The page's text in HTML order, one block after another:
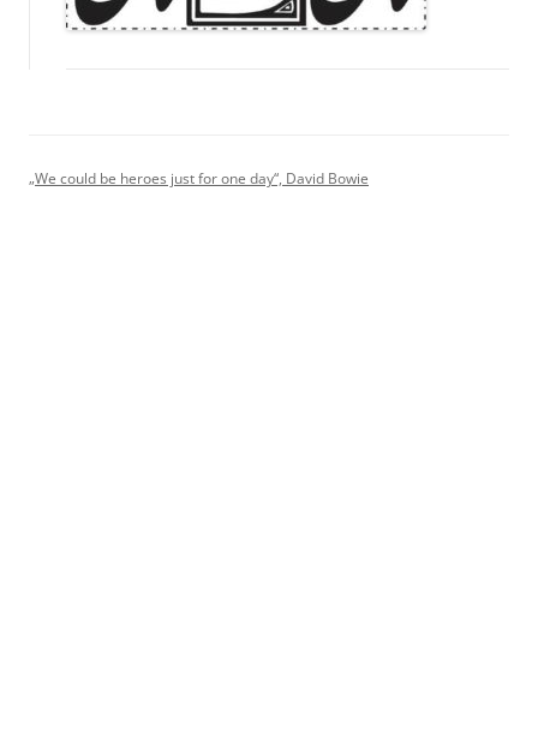
„We could be heroes just for one day“, David Bowie